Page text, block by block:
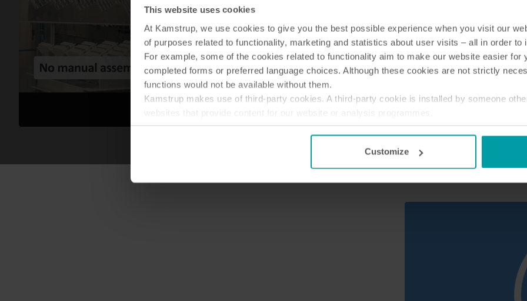
This website uses cookies
At Kamstrup, we use cookies to give you the best possible experience when you visit our
of purposes related to functionality, marketing and statistics about user visits – all in order to
For example, some of the cookies related to functionality aim to make our website easier for
completed forms or preferred language choices. Although these cookies are not strictly
functions would not be available without them.
Kamstrup makes use of third-party cookies. A third-party cookie is installed by someone
websites that provide content for our website or analysis programmes.
You can at any time change or withdraw your consent from the Cookie Declarationhere.
Customize
TITTA PÅ VIDEO
I vår helautomatiserade
flytta komponenter och
Ta en rundtur och se hur